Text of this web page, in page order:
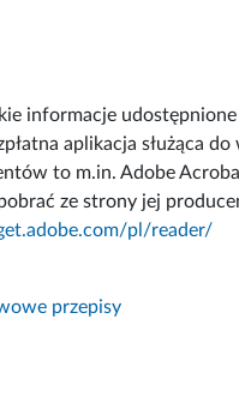
informacje
aplikacja służąca
to m.in. Adobe
ze strony jej
pl/reader/
przepisy